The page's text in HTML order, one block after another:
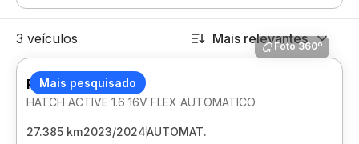
3 veículos Mais relevantes
Mais pesquisado
Foto 360º
PEUGEOT 208
HATCH ACTIVE 1.6 16V FLEX AUTOMATICO
27.385 km2023/2024AUTOMAT.